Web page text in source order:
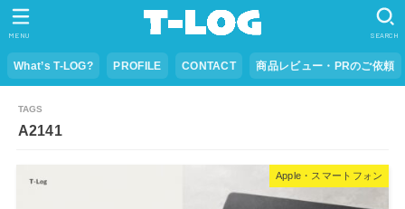
What’s T-LOG? PROFILE CONTACT 商品レビュー・PRのご依頼
SEARCH
MENU
A2141
Apple・スマートフォン